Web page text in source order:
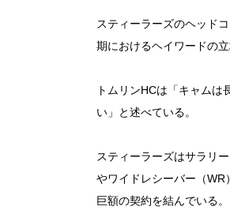
スティーラーズのヘッド
期におけるヘイワードの
トムリンHCは「キャム
い」と述べている。
スティーラーズはサラリ
やワイドレシーバー（WR
巨額の契約を結んでいる。